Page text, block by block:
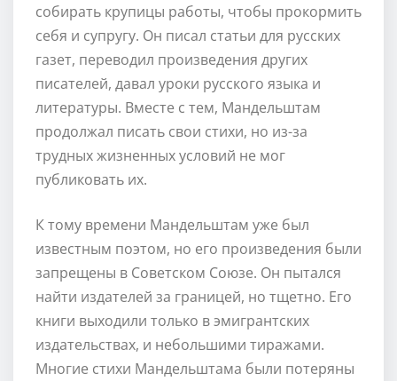
собирать крупицы работы, чтобы прокормить
себя и супругу. Он писал статьи для русских
газет, переводил произведения других
писателей, давал уроки русского языка и
литературы. Вместе с тем, Мандельштам
продолжал писать свои стихи, но из-за
трудных жизненных условий не мог
публиковать их.
К тому времени Мандельштам уже был
известным поэтом, но его произведения были
запрещены в Советском Союзе. Он пытался
найти издателей за границей, но тщетно. Его
книги выходили только в эмигрантских
издательствах, и небольшими тиражами.
Многие стихи Мандельштама были потеряны